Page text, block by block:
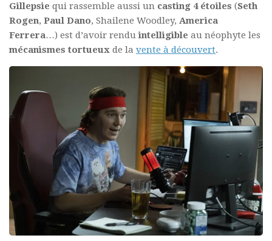
Gillepsie qui rassemble aussi un casting 4 étoiles (Seth
Rogen, Paul Dano, Shailene Woodley, America
Ferrera…) est d’avoir renduintelligible au néophyte les
mécanismes tortueux de la vente à découvert.